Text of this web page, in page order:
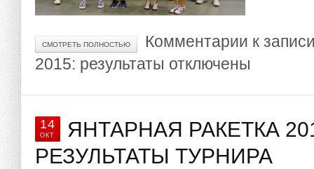
СМОТРЕТЬ ПОЛНОСТЬЮ Комментарии к
2015: результаты отключены
14
ОКТ
ЯНТАРНАЯ РАКЕТКА
РЕЗУЛЬТАТЫ ТУРНИРА